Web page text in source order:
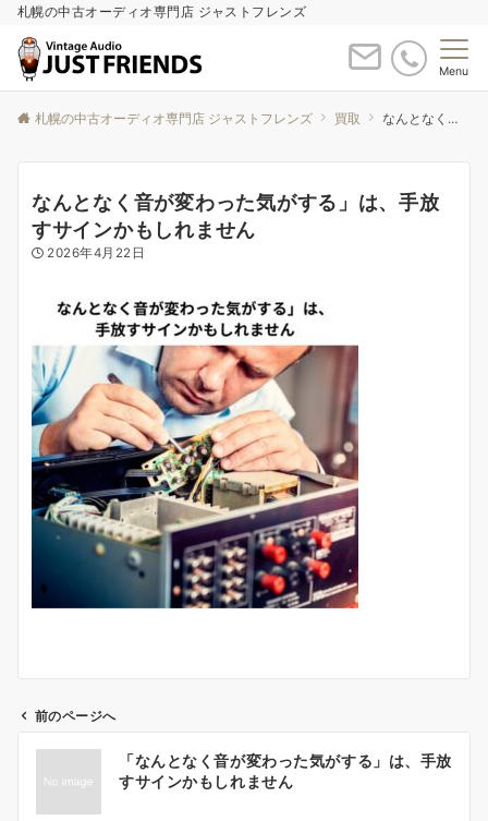
札幌の中古オーディオ専門店 ジャストフレンズ
Menu
札幌の中古オーディオ専門店 ジャストフレンズ 買取 なんとなく音が変わった気がする」は、手放すサインかもしれません
なんとなく音が変わった気がする」は、手放
すサインかもしれません
2026年4月22日
前のページへ
「なんとなく音が変わった気がする」は、手放
すサインかもしれません